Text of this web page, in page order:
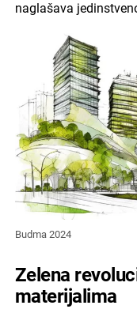
naglašava
Budma 2024
Zelena
materijalima